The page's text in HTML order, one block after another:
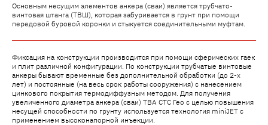
Основным несущим элементов анкера (сваи) является трубчато-
винтовая штанга (ТВШ), которая забуривается в грунт при помощи
передовой буровой коронки и стыкуется соединительными муфтам.
Фиксация на конструкции производится при помощи сферических гаек
и плит различной конфигурации. По конструкции трубчатые винтовые
анкеры бывают временные без дополнительной обработки (до 2-х
лет) и постоянные (на весь срок работы сооружения) с нанесением
цинкового покрытия термодиффузным методом. Для получения
увеличенного диаметра анкера (сваи) ТВА СТС Гео с целью повышения
несущей способности по грунту используется технология miniJET с
применением высоконапорной инъекции.